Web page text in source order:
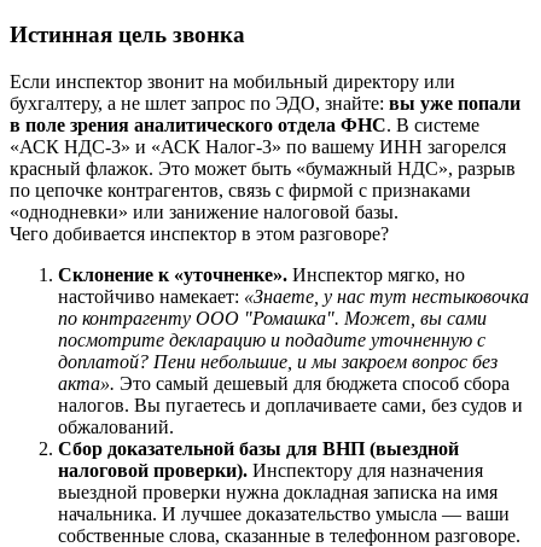
Истинная цель звонка
Если инспектор звонит на мобильный директору или
бухгалтеру, а не шлет запрос по ЭДО, знайте: вы уже попали
в поле зрения аналитического отдела ФНС. В системе
«АСК НДС-3» и «АСК Налог-3» по вашему ИНН загорелся
красный флажок. Это может быть «бумажный НДС», разрыв
по цепочке контрагентов, связь с фирмой с признаками
«однодневки» или занижение налоговой базы.
Чего добивается инспектор в этом разговоре?
Склонение к «уточненке». Инспектор мягко, но
настойчиво намекает: «Знаете, у нас тут нестыковочка
по контрагенту ООО "Ромашка". Может, вы сами
посмотрите декларацию и подадите уточненную с
доплатой? Пени небольшие, и мы закроем вопрос без
акта». Это самый дешевый для бюджета способ сбора
налогов. Вы пугаетесь и доплачиваете сами, без судов и
обжалований.
Сбор доказательной базы для ВНП (выездной
налоговой проверки). Инспектору для назначения
выездной проверки нужна докладная записка на имя
начальника. И лучшее доказательство умысла — ваши
собственные слова, сказанные в телефонном разговоре.